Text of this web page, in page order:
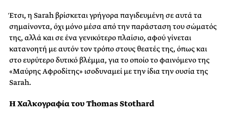
Έτσι, η Sarah βρίσκεται γρήγορα παγιδευμένη σε αυτά τα
σημαίνοντα, όχι μόνο μέσα από την παράσταση του σώματός
της, αλλά και σε ένα γενικότερο πλαίσιο, αφού γίνεται
κατανοητή με αυτόν τον τρόπο στους θεατές της, όπως και
στο ευρύτερο δυτικό βλέμμα, για το οποίο το φαινόμενο της
«Μαύρης Αφροδίτης» ισοδυναμεί με την ίδια την ουσία της
Sarah.
Η Χαλκογραφία του Thomas Stothard